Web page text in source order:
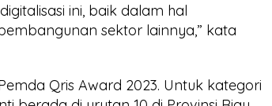
ini, baik dalam hal
sektor lainnya,” kata
Qris Award 2023. Untuk kategori